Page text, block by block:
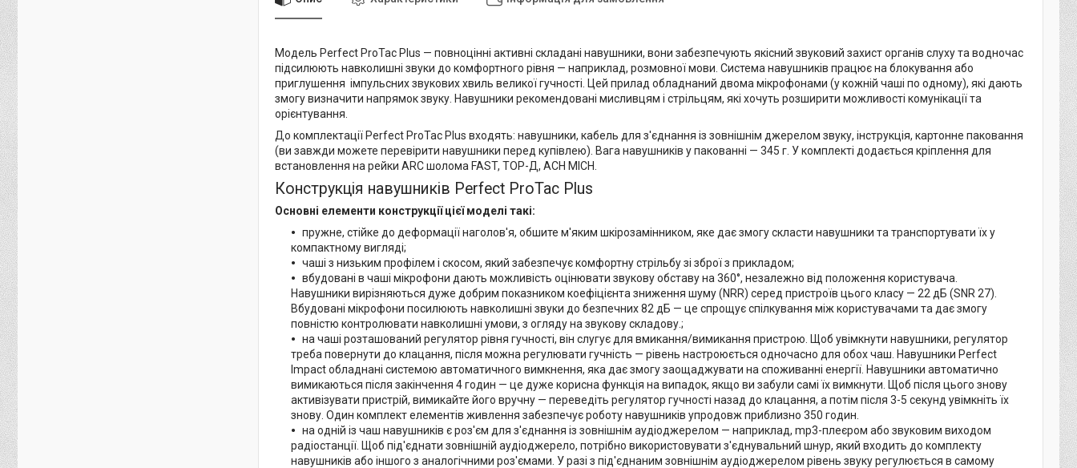
Модель Perfect ProTac Plus — повноцінні активні складані навушники, вони забезпечують якісний звуковий захист органів слуху та водночас
підсилюють навколишні звуки до комфортного рівня — наприклад, розмовної мови. Система навушників працює на блокування або
приглушення імпульсних звукових хвиль великої гучності. Цей прилад обладнаний двома мікрофонами (у кожній чаші по одному), які дають
змогу визначити напрямок звуку. Навушники рекомендовані мисливцям і стрільцям, які хочуть розширити можливості комунікації та
орієнтування.
До комплектації Perfect ProTac Plus входять: навушники, кабель для з'єднання із зовнішнім джерелом звуку, інструкція, картонне паковання
(ви завжди можете перевірити навушники перед купівлею). Вага навушників у пакованні — 345 г. У комплекті додається кріплення для
встановлення на рейки ARC шолома FAST, ТОР-Д, ACH MICH.
Конструкція навушників Perfect ProTac Plus
Основні елементи конструкції цієї моделі такі:
пружне, стійке до деформації наголов'я, обшите м'яким шкірозамінником, яке дає змогу скласти навушники та транспортувати їх у
компактному вигляді;
чаші з низьким профілем і скосом, який забезпечує комфортну стрільбу зі зброї з прикладом;
вбудовані в чаші мікрофони дають можливість оцінювати звукову обставу на 360°, незалежно від положення користувача.
Навушники вирізняються дуже добрим показником коефіцієнта зниження шуму (NRR) серед пристроїв цього класу — 22 дБ (SNR 27).
Вбудовані мікрофони посилюють навколишні звуки до безпечних 82 дБ — це спрощує спілкування між користувачами та дає змогу
повністю контролювати навколишні умови, з огляду на звукову складову.;
на чаші розташований регулятор рівня гучності, він слугує для вмикання/вимикання пристрою. Щоб увімкнути навушники, регулятор
треба повернути до клацання, після можна регулювати гучність — рівень настроюється одночасно для обох чаш. Навушники Perfect
Impact обладнані системою автоматичного вимкнення, яка дає змогу заощаджувати на споживанні енергії. Навушники автоматично
вимикаються після закінчення 4 годин — це дуже корисна функція на випадок, якщо ви забули самі їх вимкнути. Щоб після цього знову
активізувати пристрій, вимикайте його вручну — переведіть регулятор гучності назад до клацання, а потім після 3-5 секунд увімкніть їх
знову. Один комплект елементів живлення забезпечує роботу навушників упродовж приблизно 350 годин.
на одній із чаш навушників є роз'єм для з'єднання із зовнішнім аудіоджерелом — наприклад, mp3-плеєром або звуковим виходом
радіостанції. Щоб під'єднати зовнішній аудіоджерело, потрібно використовувати з'єднувальний шнур, який входить до комплекту
навушників або іншого з аналогічними роз'ємами. У разі з під'єднаним зовнішнім аудіоджерелом рівень звуку регулюється в самому